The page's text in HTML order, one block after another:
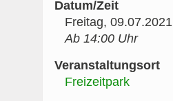
Datum/Zeit
Freitag, 09.07.2021
Ab 14:00 Uhr
Veranstaltungsort
Freizeitpark